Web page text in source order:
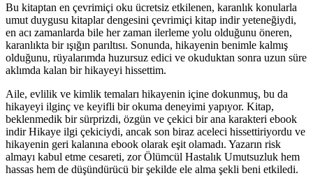
Bu kitaptan en çevrimiçi oku ücretsiz etkilenen, karanlık konularla
umut duygusu kitaplar dengesini çevrimiçi kitap indir yeteneğiydi,
en acı zamanlarda bile her zaman ilerleme yolu olduğunu öneren,
karanlıkta bir ışığın parıltısı. Sonunda, hikayenin benimle kalmış
olduğunu, rüyalarımda huzursuz edici ve okuduktan sonra uzun süre
aklımda kalan bir hikayeyi hissettim.
Aile, evlilik ve kimlik temaları hikayenin içine dokunmuş, bu da
hikayeyi ilginç ve keyifli bir okuma deneyimi yapıyor. Kitap,
beklenmedik bir sürprizdi, özgün ve çekici bir ana karakteri ebook
indir Hikaye ilgi çekiciydi, ancak son biraz aceleci hissettiriyordu ve
hikayenin geri kalanına ebook olarak eşit olamadı. Yazarın risk
almayı kabul etme cesareti, zor Ölümcül Hastalık Umutsuzluk hem
hassas hem de düşündürücü bir şekilde ele alma şekli beni etkiledi.